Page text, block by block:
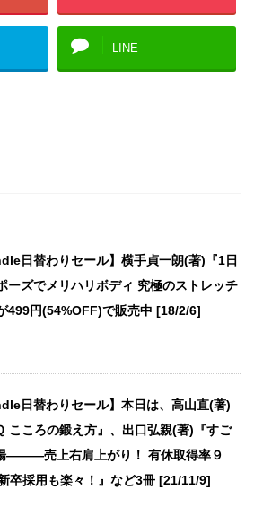
LINE
日替わりセール】横手貞一朗(著)『1日
ーズでメリハリボディ 究極のストレッチ
499円(54%OFF)で販売中 [18/2/6]
日替わりセール】本日は、高山直(著)
こころの鍛え方』、出口弘親(著)『すご
―――売上右肩上がり！ 有休取得率９
卒採用も楽々！』など3冊 [21/11/9]